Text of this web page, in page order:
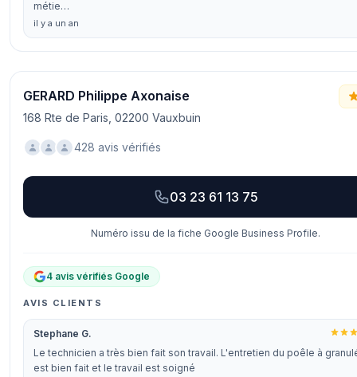
métie…
il y a un an
GERARD Philippe Axonaise
168 Rte de Paris, 02200 Vauxbuin
428 avis vérifiés
03 23 61 13 75
Numéro issu de la fiche Google Business Profile.
4 avis vérifiés Google
AVIS CLIENTS
Stephane G.
Le technicien a très bien fait son travail. L'entretien du poêle à
est bien fait et le travail est soigné